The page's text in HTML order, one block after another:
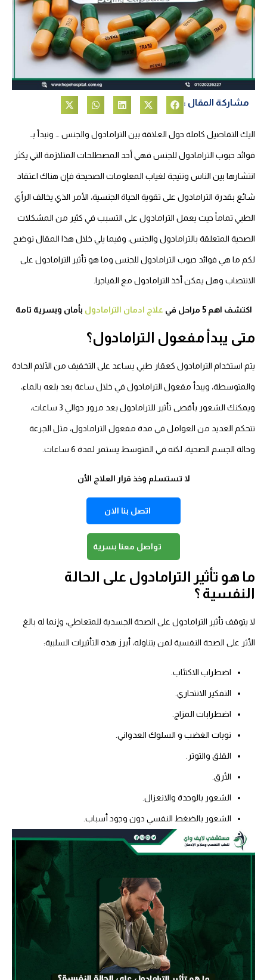
مشاركة المقال :
اليك التفاصيل كاملة حول العلاقة بين الترامادول والجنس … ونبدأ بـ
فوائد حبوب الترامادول للجنس فهي أحد المصطلحات المتلازمة التي يكثر
انتشارها بين الناس ونتيجة لغياب المعلومات الصحيحة فإن هناك اعتقاد
شائع بقدرة الترامادول على تقوية الحياة الجنسية، الأمر الذي يخالف الرأي
الطبي تماماً حيث يعمل الترامادول على التسبب في كثير من المشكلات
الصحية المتعلقة بالترامادول والجنس، وفيما يلي خلال هذا المقال نوضح
لكم ما هي فوائد حبوب الترامادول للجنس وما هو تأثير الترامادول على
الانتصاب وهل يمكن أخذ الترامادول مع الفياجرا.
اكتشف اهم 5 مراحل في علاج ادمان الترامادول بأمان وبسرية تامة
متى يبدأ مفعول الترامادول؟
يتم استخدام الترامادول كعقار طبي يساعد على التخفيف من الآلام الحادة
والمتوسطة، ويبدأ مفعول الترامادول في خلال ساعة بعد بلعه بالماء،
ويمكنك الشعور بأقصى تأثير للترامادول بعد مرور حوالي 3 ساعات،
تتحكم العديد من العوامل في مدة مفعول الترامادول، مثل الجرعة
وحالة الجسم الصحية، لكنه في المتوسط يستمر لمدة 6 ساعات.
لا تستسلم وخذ قرار العلاج الأن
اتصل بنا الان
تواصل معنا بسرية
ما هو تأثير الترامادول على الحالة
النفسية ؟
لا يتوقف تأثير الترامادول على الصحة الجسدية للمتعاطي، وإنما له بالغ
الأثر على الصحة النفسية لمن يتناوله، أبرز هذه التأثيرات السلبية:
اضطراب الاكتئاب.
التفكير الانتحاري.
اضطرابات المزاج.
نوبات الغضب و السلوك العدواني.
القلق والتوتر.
الأرق.
الشعور بالوحدة والانعزال.
الشعور بالضغط النفسي دون وجود أسباب.